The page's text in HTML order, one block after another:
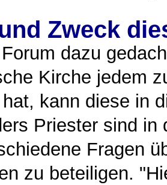
Zweck
dazu
Kirche jedem
kann diese in
Priester sind in
Fragen
zu beteiligen.